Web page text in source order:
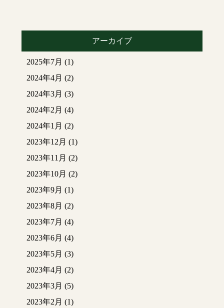
アーカイブ
2025年7月 (1)
2024年4月 (2)
2024年3月 (3)
2024年2月 (4)
2024年1月 (2)
2023年12月 (1)
2023年11月 (2)
2023年10月 (2)
2023年9月 (1)
2023年8月 (2)
2023年7月 (4)
2023年6月 (4)
2023年5月 (3)
2023年4月 (2)
2023年3月 (5)
2023年2月 (1)